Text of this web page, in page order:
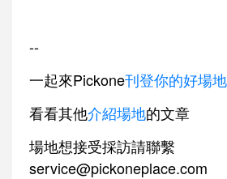
--
一起來Pickone刊登你的好場地
看看其他介紹場地的文章
場地想接受採訪請聯繫
service@pickoneplace.com